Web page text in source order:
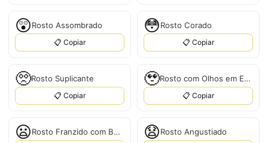
😲Rosto Assombrado
📋 Copiar
😳Rosto Corado
📋 Copiar
🥺Rosto Suplicante
📋 Copiar
🥹 Rosto com Olhos em Espiral
📋 Copiar
😦 Rosto Franzido com Boca Aberta 😧Rosto Angustiado